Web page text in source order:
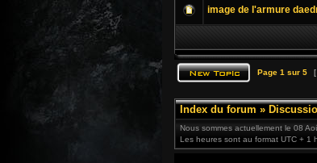
image de l'armure
Page 1 sur 5
Index du forum »
Nous sommes actuellement le 08
Les heures sont au format UTC + 1